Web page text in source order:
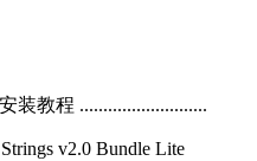
装教程 ...........................
v2.0 Bundle Lite